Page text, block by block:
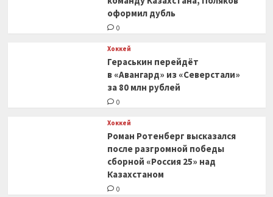
оформил дубль
0
Хоккей
Гераськин перейдёт
в «Авангард» из «Северстали»
за 80 млн рублей
0
Хоккей
Роман Ротенберг высказался
после разгромной победы
сборной «Россия 25» над
Казахстаном
0